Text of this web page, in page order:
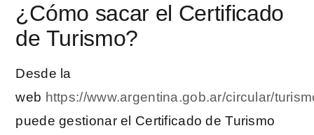
¿Cómo sacar el Certificado
de Turismo?
Desde la
web https://www.argentina.gob.ar/circular/
puede gestionar el Certificado de Turismo